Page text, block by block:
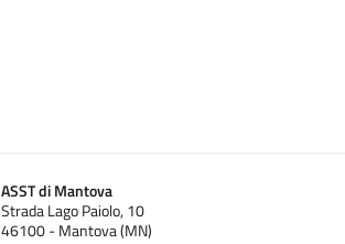
ASST di Mantova
Strada Lago Paiolo, 10
46100 - Mantova (MN)